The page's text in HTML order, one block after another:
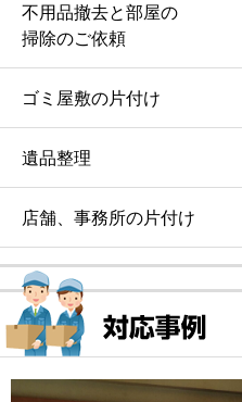
不用品撤去と部屋の
掃除のご依頼
ゴミ屋敷の片付け
遺品整理
店舗、事務所の片付け